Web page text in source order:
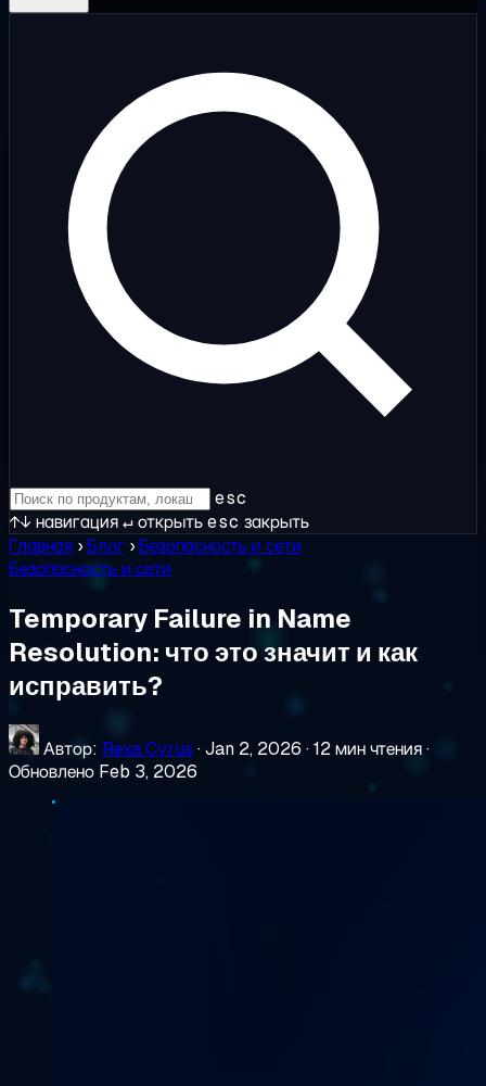
esc
↑↓ навигация↵открытьesc закрыть
Главная ›Блог ›Безопасность и сети
Безопасность и сети
Temporary Failure in Name
Resolution: что это значит и как
исправить?
Автор: Rexa Cyrus ·Jan 2, 2026 ·12 мин чтения·
Обновлено Feb 3, 2026